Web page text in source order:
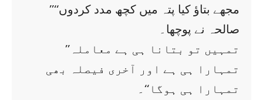
’’مجھے بتاؤ کیا پتہ میں کچھ مدد کردوں‘‘
صالحہ نے پوچھا۔
’’تمہیں تو بتانا ہی ہے معاملہ
تمہارا ہی ہے اور آخری فیصلہ بھی
تمہارا ہی ہوگا‘‘۔